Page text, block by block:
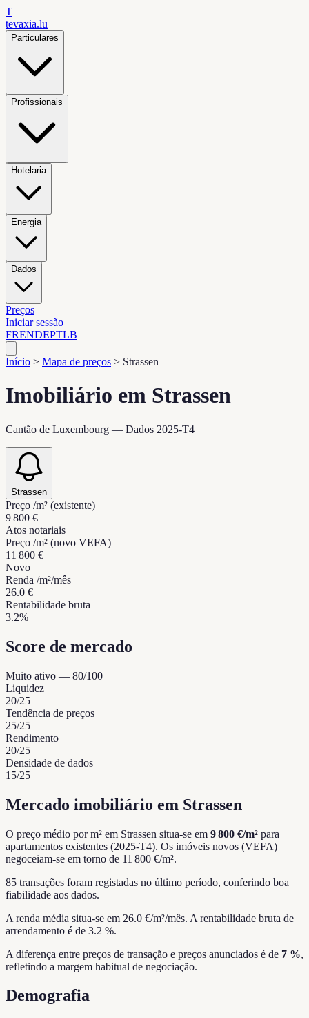
T
tevaxia.lu
Particulares
Profissionais
Hotelaria
Energia
Dados
Preços
Iniciar sessão
FRENDEPTLB
Início > Mapa de preços > Strassen
Imobiliário em Strassen
Cantão de Luxembourg — Dados 2025-T4
Strassen
Preço /m² (existente)
9 800 €
Atos notariais
Preço /m² (novo VEFA)
11 800 €
Novo
Renda /m²/mês
26.0 €
Rentabilidade bruta
3.2%
Score de mercado
Muito ativo — 80/100
Liquidez
20/25
Tendência de preços
25/25
Rendimento
20/25
Densidade de dados
15/25
Mercado imobiliário em Strassen
O preço médio por m² em Strassen situa-se em 9 800 €/m² para
apartamentos existentes (2025-T4). Os imóveis novos (VEFA)
negoceiam-se em torno de 11 800 €/m².
85 transações foram registadas no último período, conferindo boa
fiabilidade aos dados.
A renda média situa-se em 26.0 €/m²/mês. A rentabilidade bruta de
arrendamento é de 3.2 %.
A diferença entre preços de transação e preços anunciados é de 7 %,
refletindo a margem habitual de negociação.
Demografia